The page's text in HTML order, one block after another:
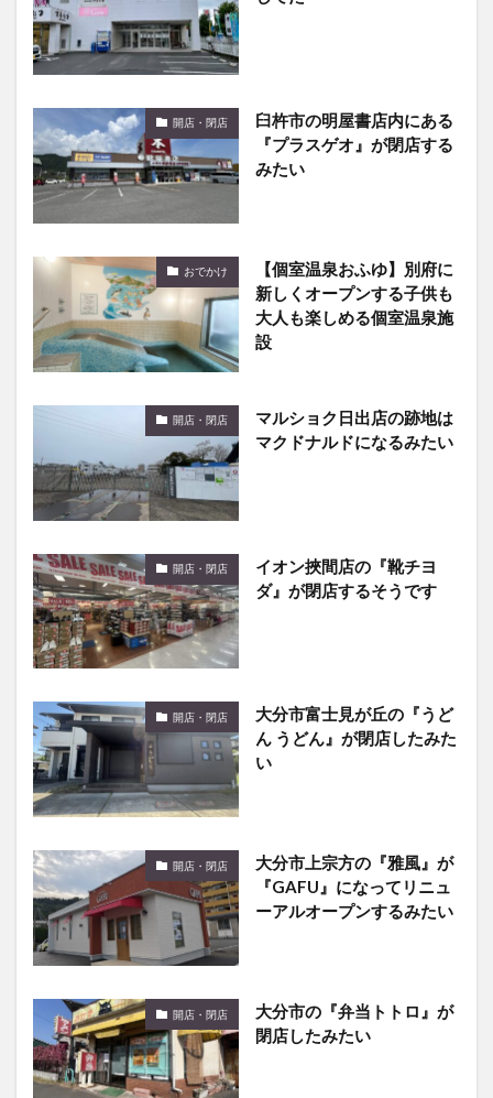
開店・閉店
臼杵市の明屋書店内にある
『プラスゲオ』が閉店する
みたい
おでかけ
【個室温泉おふゆ】別府に
新しくオープンする子供も
大人も楽しめる個室温泉施
設
開店・閉店
マルショク日出店の跡地は
マクドナルドになるみたい
開店・閉店
イオン挾間店の『靴チヨ
ダ』が閉店するそうです
開店・閉店
大分市富士見が丘の『うど
ん うどん』が閉店したみた
い
開店・閉店
大分市上宗方の『雅風』が
『GAFU』になってリニュ
ーアルオープンするみたい
開店・閉店
大分市の『弁当トトロ』が
閉店したみたい